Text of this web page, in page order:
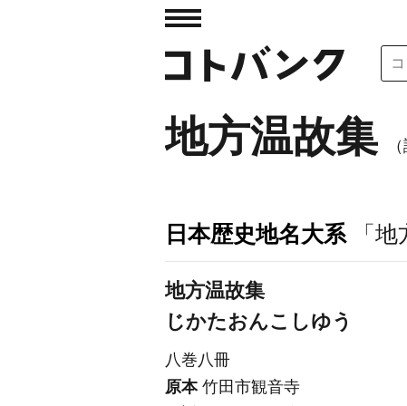
地方温故集
日本歴史地名大系 「
地方温故集
じかたおんこしゆう
八巻八冊
原本竹田市観音寺